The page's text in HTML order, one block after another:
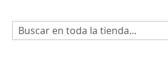
Buscar